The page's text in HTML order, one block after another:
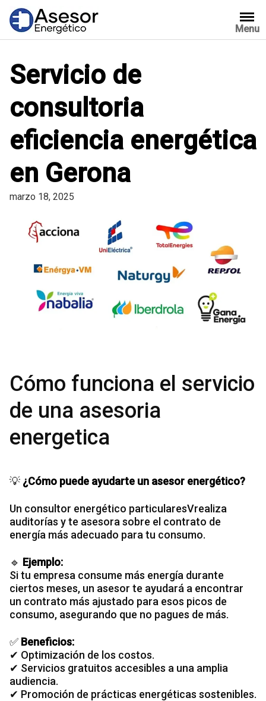
Saltar
contenido
Menu
Servicio de
consultoria
eficiencia energética
en Gerona
marzo 18, 2025
Cómo funciona el servicio
de una asesoria
energetica
💡 ¿Cómo puede ayudarte un asesor energético?
Un consultor energético particularesVrealiza
auditorías y te asesora sobre el contrato de
energía más adecuado para tu consumo.
🔹 Ejemplo:
Si tu empresa consume más energía durante
ciertos meses, un asesor te ayudará a encontrar
un contrato más ajustado para esos picos de
consumo, asegurando que no pagues de más.
✅ Beneficios:
✔ Optimización de los costos.
✔ Servicios gratuitos accesibles a una amplia
audiencia.
✔ Promoción de prácticas energéticas sostenibles.